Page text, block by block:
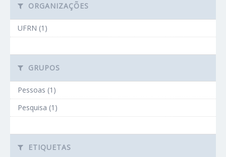
ORGANIZAÇÕES
UFRN (1)
GRUPOS
Pessoas (1)
Pesquisa (1)
ETIQUETAS